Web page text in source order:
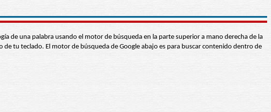
de una palabra usando el motor de búsqueda en la parte superior a mano derecha de la
tu teclado. El motor de búsqueda de Google abajo es para buscar contenido dentro de